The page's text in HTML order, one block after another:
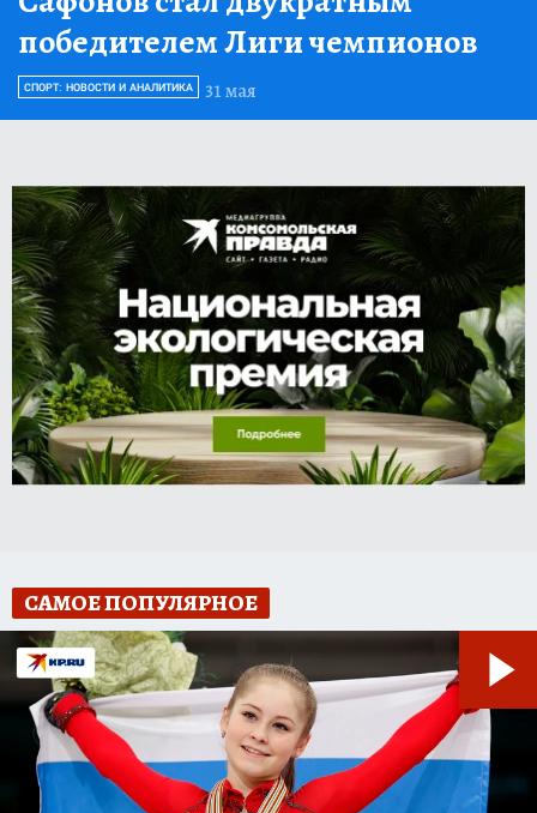
победителем Лиги чемпионов
31 мая
СПОРТ: НОВОСТИ И АНАЛИТИКА
САМОЕ ПОПУЛЯРНОЕ